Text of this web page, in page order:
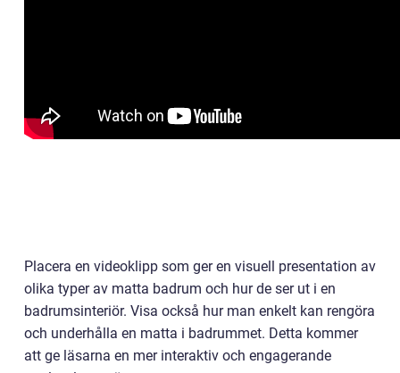
Placera en videoklipp som ger en visuell presentation av
olika typer av matta badrum och hur de ser ut i en
badrumsinteriör. Visa också hur man enkelt kan rengöra
och underhålla en matta i badrummet. Detta kommer
att ge läsarna en mer interaktiv och engagerande